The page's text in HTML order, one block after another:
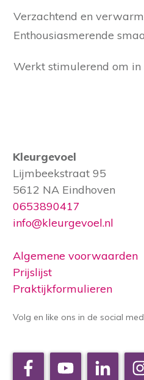
Verzachtend en
Enthousiasmerende
Werkt stimulerend om in
Kleurgevoel
Lijmbeekstraat 95
5612 NA Eindhoven
0653890417
info@kleurgevoel.nl
Algemene voorwaarden
Prijslijst
Praktijkformulieren
Volg en like ons in de social